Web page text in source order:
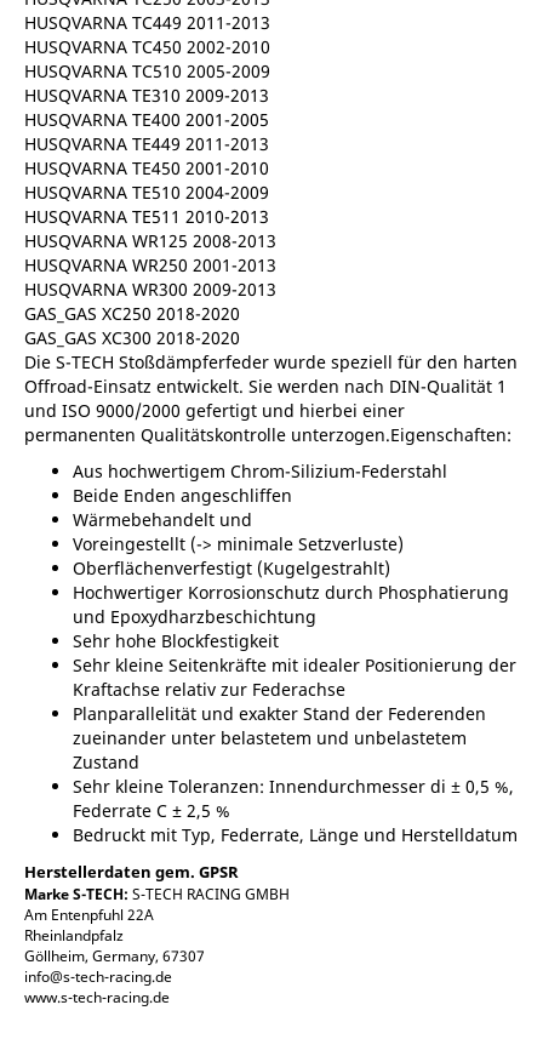
HUSQVARNA TC449 2011-2013
HUSQVARNA TC450 2002-2010
HUSQVARNA TC510 2005-2009
HUSQVARNA TE310 2009-2013
HUSQVARNA TE400 2001-2005
HUSQVARNA TE449 2011-2013
HUSQVARNA TE450 2001-2010
HUSQVARNA TE510 2004-2009
HUSQVARNA TE511 2010-2013
HUSQVARNA WR125 2008-2013
HUSQVARNA WR250 2001-2013
HUSQVARNA WR300 2009-2013
GAS_GAS XC250 2018-2020
GAS_GAS XC300 2018-2020
Die S-TECH Stoßdämpferfeder wurde speziell für den harten
Offroad-Einsatz entwickelt. Sie werden nach DIN-Qualität 1
und ISO 9000/2000 gefertigt und hierbei einer
permanenten Qualitätskontrolle unterzogen.Eigenschaften:
Aus hochwertigem Chrom-Silizium-Federstahl
Beide Enden angeschliffen
Wärmebehandelt und
Voreingestellt (-> minimale Setzverluste)
Oberflächenverfestigt (Kugelgestrahlt)
Hochwertiger Korrosionschutz durch Phosphatierung
und Epoxydharzbeschichtung
Sehr hohe Blockfestigkeit
Sehr kleine Seitenkräfte mit idealer Positionierung der
Kraftachse relativ zur Federachse
Planparallelität und exakter Stand der Federenden
zueinander unter belastetem und unbelastetem
Zustand
Sehr kleine Toleranzen: Innendurchmesser di ± 0,5 %,
Federrate C ± 2,5 %
Bedruckt mit Typ, Federrate, Länge und Herstelldatum
Herstellerdaten gem. GPSR
Marke S-TECH: S-TECH RACING GMBH
Am Entenpfuhl 22A
Rheinlandpfalz
Göllheim, Germany, 67307
info@s-tech-racing.de
www.s-tech-racing.de